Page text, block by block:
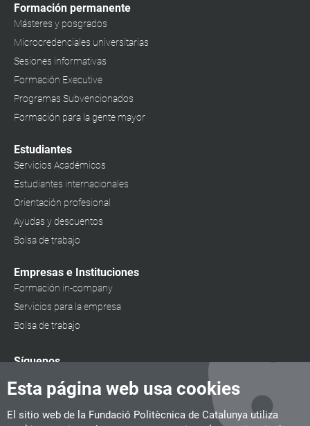
Esta página web usa cookies
El sitio web de la Fundació Politècnica de Catalunya utiliza
Formación permanente
Másteres y posgrados
Microcredenciales universitarias
Sesiones informativas
Formación Executive
Programas Subvencionados
Formación para la gente mayor
Estudiantes
Servicios Académicos
Estudiantes internacionales
Orientación profesional
Ayudas y descuentos
Bolsa de trabajo
Empresas e Instituciones
Formación in-company
Servicios para la empresa
Bolsa de trabajo
Síguenos